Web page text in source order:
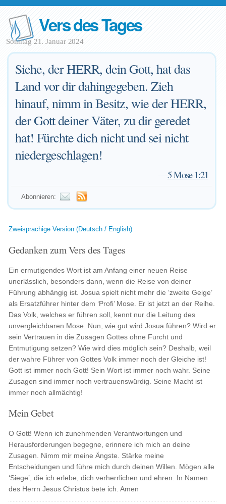
Vers des Tages
Sonntag 21. Januar 2024
Siehe, der HERR, dein Gott, hat das
Land vor dir dahingegeben. Zieh
hinauf, nimm in Besitz, wie der HERR,
der Gott deiner Väter, zu dir geredet
hat! Fürchte dich nicht und sei nicht
niedergeschlagen!
—5 Mose 1:21
Abonnieren:
Zweisprachige Version (Deutsch / English)
Gedanken zum Vers des Tages
Ein ermutigendes Wort ist am Anfang einer neuen Reise
unerlässlich, besonders dann, wenn die Reise von deiner
Führung abhängig ist. Josua spielt nicht mehr die ‘zweite Geige’
als Ersatzführer hinter dem ‘Profi’ Mose. Er ist jetzt an der Reihe.
Das Volk, welches er führen soll, kennt nur die Leitung des
unvergleichbaren Mose. Nun, wie gut wird Josua führen? Wird er
sein Vertrauen in die Zusagen Gottes ohne Furcht und
Entmutigung setzen? Wie wird dies möglich sein? Deshalb, weil
der wahre Führer von Gottes Volk immer noch der Gleiche ist!
Gott ist immer noch Gott! Sein Wort ist immer noch wahr. Seine
Zusagen sind immer noch vertrauenswürdig. Seine Macht ist
immer noch allmächtig!
Mein Gebet
O Gott! Wenn ich zunehmenden Verantwortungen und
Herausforderungen begegne, erinnere ich mich an deine
Zusagen. Nimm mir meine Ängste. Stärke meine
Entscheidungen und führe mich durch deinen Willen. Mögen alle
‘Siege’, die ich erlebe, dich verherrlichen und ehren. In Namen
des Herrn Jesus Christus bete ich. Amen